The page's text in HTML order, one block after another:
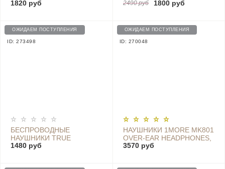
(2200 MAH), BLACK
1820 руб
1MORE TRUE WIRELESS
2490 руб 1800 руб
ОЖИДАЕМ ПОСТУПЛЕНИЯ
ID: 273498
БЕСПРОВОДНЫЕ
НАУШНИКИ TRUE
WIRELESS EARBUDS
1480 руб
ОЖИДАЕМ ПОСТУПЛЕНИЯ
ID: 270048
НАУШНИКИ 1MORE MK801
OVER-EAR HEADPHONES,
RED
3570 руб